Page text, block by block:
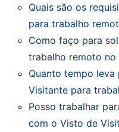
Quais são os
para trabalho
Como faço para
trabalho remoto no
Quanto tempo
Visitante para
Posso trabalhar
com o Visto de